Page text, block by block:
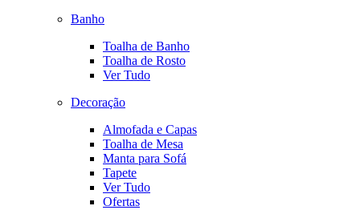
Banho
Toalha de Banho
Toalha de Rosto
Ver Tudo
Decoração
Almofada e Capas
Toalha de Mesa
Manta para Sofá
Tapete
Ver Tudo
Ofertas